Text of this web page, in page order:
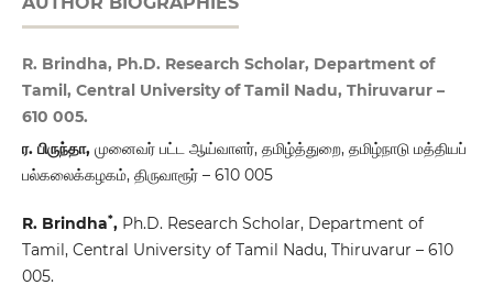
R. Brindha, Ph.D. Research Scholar, Department of
Tamil, Central University of Tamil Nadu, Thiruvarur –
610 005.
ர. பிருந்தா, முனைவர் பட்ட ஆய்வாளர், தமிழ்த்துறை, தமிழ்நாடு மத்தியப்
பல்கலைக்கழகம், திருவாரூர் – 610 005
R. Brindha*, Ph.D. Research Scholar, Department of
Tamil, Central University of Tamil Nadu, Thiruvarur – 610
005.